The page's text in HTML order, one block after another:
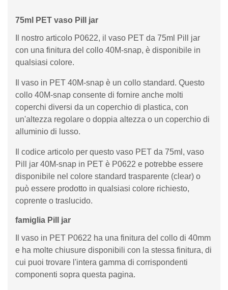
75ml PET vaso Pill jar
Il nostro articolo P0622, il vaso PET da 75ml Pill jar
con una finitura del collo 40M-snap, è disponibile in
qualsiasi colore.
Il vaso in PET 40M-snap è un collo standard. Questo
collo 40M-snap consente di fornire anche molti
coperchi diversi da un coperchio di plastica, con
un'altezza regolare o doppia altezza o un coperchio di
alluminio di lusso.
Il codice articolo per questo vaso PET da 75ml, vaso
Pill jar 40M-snap in PET è P0622 e potrebbe essere
disponibile nel colore standard trasparente (clear) o
può essere prodotto in qualsiasi colore richiesto,
coprente o traslucido.
famiglia Pill jar
Il vaso in PET P0622 ha una finitura del collo di 40mm
e ha molte chiusure disponibili con la stessa finitura, di
cui puoi trovare l'intera gamma di corrispondenti
componenti sopra questa pagina.